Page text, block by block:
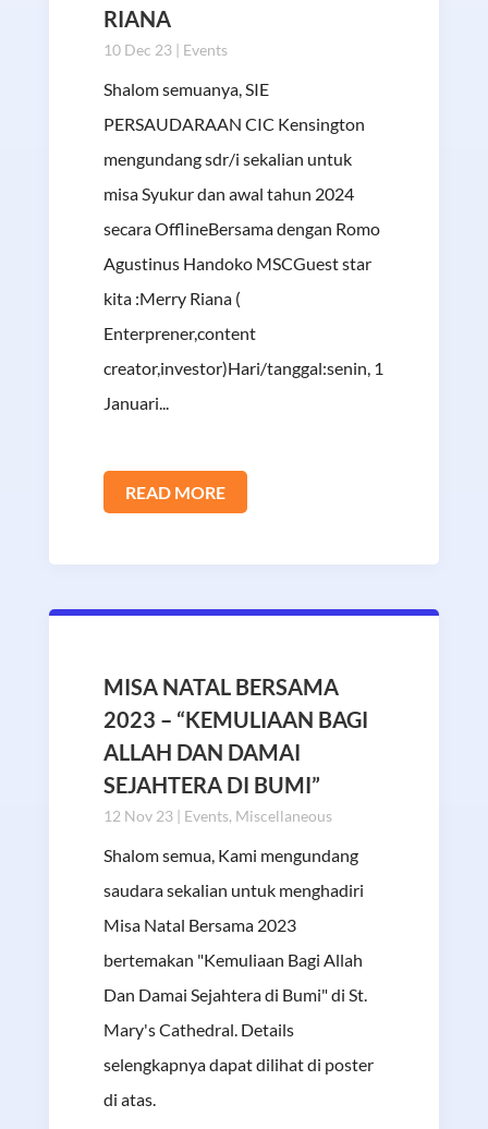
RIANA
10 Dec 23| Events
Shalom semuanya, SIE
PERSAUDARAAN CIC Kensington
mengundang sdr/i sekalian untuk
misa Syukur dan awal tahun 2024
secara OfflineBersama dengan Romo
Agustinus Handoko MSCGuest star
kita :Merry Riana (
Enterprener,content
creator,investor)Hari/tanggal:senin, 1
Januari...
READ MORE
MISA NATAL BERSAMA
2023 – “KEMULIAAN BAGI
ALLAH DAN DAMAI
SEJAHTERA DI BUMI”
12 Nov 23| Events, Miscellaneous
Shalom semua, Kami mengundang
saudara sekalian untuk menghadiri
Misa Natal Bersama 2023
bertemakan "Kemuliaan Bagi Allah
Dan Damai Sejahtera di Bumi" di St.
Mary's Cathedral. Details
selengkapnya dapat dilihat di poster
di atas.